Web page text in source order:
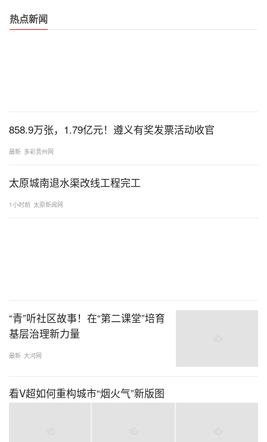
热点新闻
858.9万张，1.79亿元！遵义有奖发票活动收官
最新 多彩贵州网
太原城南退水渠改线工程完工
1小时前 太原新闻网
“青”听社区故事！在“第二课堂”培育
基层治理新力量
最新 大河网
看V超如何重构城市“烟火气”新版图